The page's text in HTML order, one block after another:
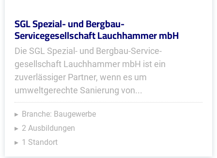
SGL Spezial- und Bergbau-
Servicegesellschaft Lauchhammer mbH
Die SGL Spezial- und Bergbau-Service­
gesellschaft Lauchhammer mbH ist ein
zuverlässiger Partner, wenn es um
umweltgerechte Sanierung von...
Branche: Baugewerbe
2 Ausbildungen
1 Standort